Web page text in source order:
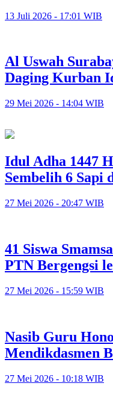
13 Juli 2026 - 17:01 WIB
Al Uswah
Daging Kurban
29 Mei 2026 - 14:04 WIB
Idul Adha 1447
Sembelih 6 Sapi
27 Mei 2026 - 20:47 WIB
41 Siswa
PTN Bergengsi
27 Mei 2026 - 15:59 WIB
Nasib Guru
Mendikdasmen
27 Mei 2026 - 10:18 WIB